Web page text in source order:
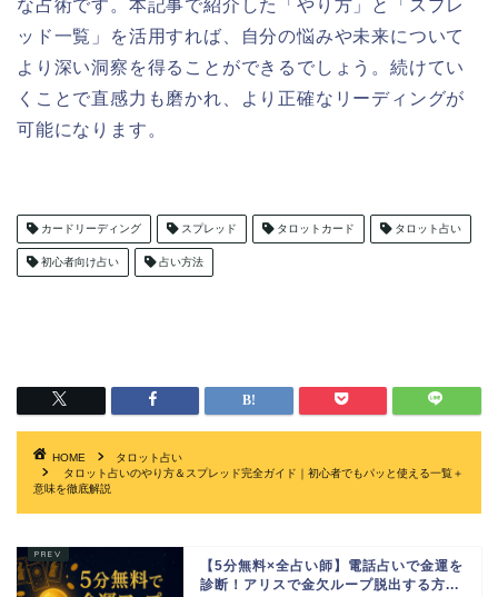
な占術です。本記事で紹介した「やり方」と「スプレ
ッド一覧」を活用すれば、自分の悩みや未来について
より深い洞察を得ることができるでしょう。続けてい
くことで直感力も磨かれ、より正確なリーディングが
可能になります。
カードリーディング スプレッド タロットカード タロット占い
初心者向け占い 占い方法
HOME
タロット占い
タロット占いのやり方＆スプレッド完全ガイド｜初心者でもパッと使える一覧＋
意味を徹底解説
【5分無料×全占い師】電話占いで金運を
診断！アリスで金欠ループ脱出する方...